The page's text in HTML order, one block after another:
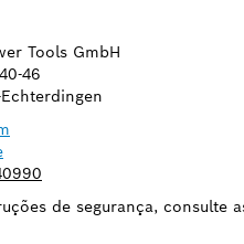
Tools GmbH
46
de segurança,